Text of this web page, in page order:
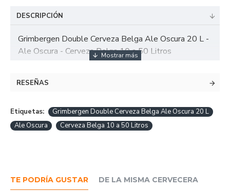
DESCRIPCIÓN
Grimbergen Double Cerveza Belga Ale Oscura 20 L -
Ale Oscura - Cerveza Belga 10 a 50 Litros
RESEÑAS
Etiquetas:
Grimbergen Double Cerveza Belga Ale Oscura 20 L
Ale Oscura
Cerveza Belga 10 a 50 Litros
TE PODRÍA GUSTAR DE LA MISMA CERVECERA